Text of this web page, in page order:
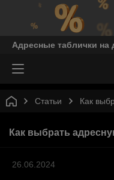
Адресные таблички
Статьи Как
Как выбрать
26.06.2024